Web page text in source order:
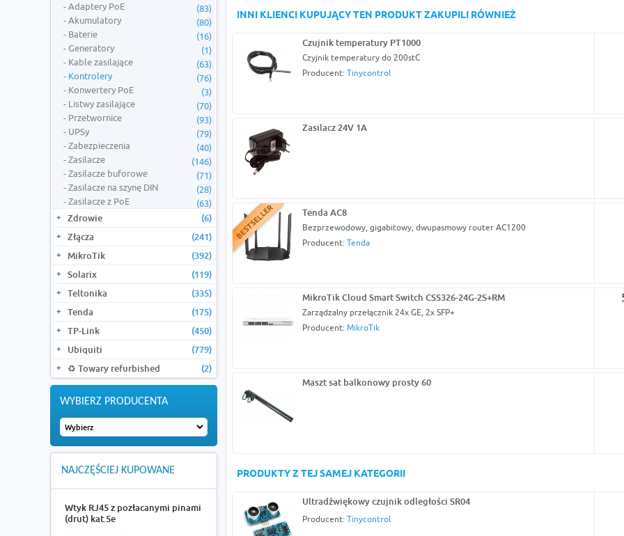
Adaptery PoE
(83)
Akumulatory
(80)
Baterie
(16)
Generatory
(1)
Kable zasilające
(63)
Kontrolery
(76)
Konwertery PoE
(3)
Listwy zasilające
(70)
Przetwornice
(93)
UPSy
(79)
Zabezpieczenia
(40)
Zasilacze
(146)
Zasilacze buforowe
(71)
Zasilacze na szynę DIN
(28)
Zasilacze z PoE
(63)
Zdrowie
(6)
Złącza
(241)
MikroTik
(392)
Solarix
(119)
Teltonika
(335)
Tenda
(175)
TP-Link
(450)
Ubiquiti
(779)
♻️ Towary refurbished
(2)
WYBIERZ PRODUCENTA
NAJCZĘŚCIEJ KUPOWANE
Wtyk RJ45 z pozłacanymi pinami
(drut) kat.5e
INNI KLIENCI KUPUJĄCY TEN PRODUKT ZAKUPILI RÓWNIEŻ
Czujnik temperatury PT1000
Czyjnik temperatury do 200stC
Producent: Tinycontrol
Zasilacz 24V 1A
Tenda AC8
Bezprzewodowy, gigabitowy, dwupasmowy router AC1200
Producent: Tenda
MikroTik Cloud Smart Switch CSS326-24G-2S+RM
Zarządzalny przełącznik 24x GE, 2x SFP+
Producent: MikroTik
Maszt sat balkonowy prosty 60
PRODUKTY Z TEJ SAMEJ KATEGORII
Ultradźwiękowy czujnik odległości SR04
Producent: Tinycontrol